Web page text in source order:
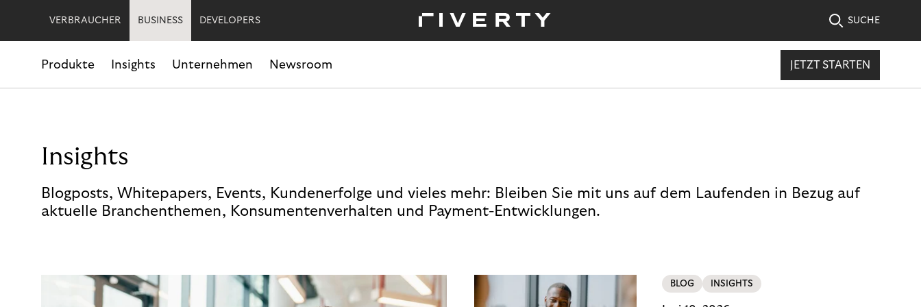
VERBRAUCHER BUSINESS DEVELOPERS SUCHE
Produkte Insights Unternehmen Newsroom JETZT STARTEN
Insights
Blogposts, Whitepapers, Events, Kundenerfolge und vieles mehr: Bleiben Sie mit uns auf dem Laufenden in Bezug auf
aktuelle Branchenthemen, Konsumentenverhalten und Payment-Entwicklungen.
BLOG INSIGHTS